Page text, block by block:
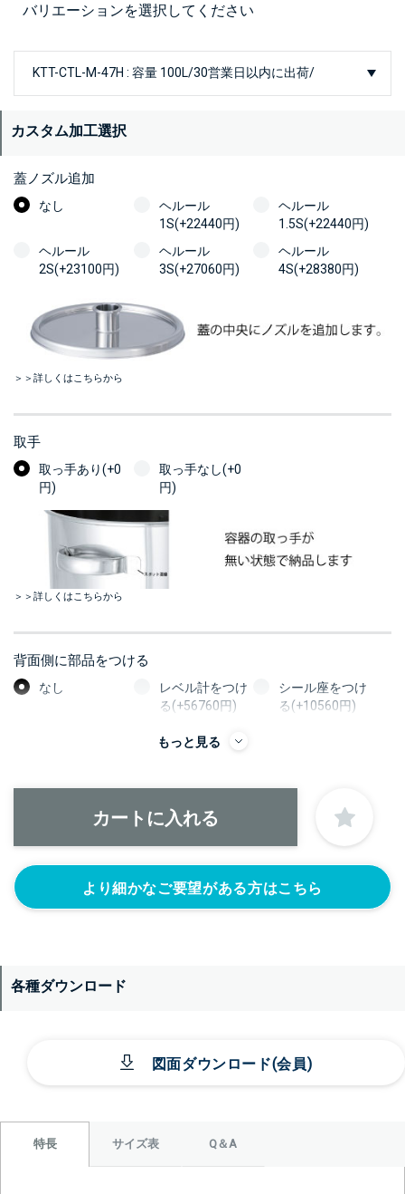
バリエーションを選択してください
カスタム加工選択
蓋ノズル追加
なし
ヘルール
1S(+22440円)
ヘルール
1.5S(+22440円)
ヘルール
2S(+23100円)
ヘルール
3S(+27060円)
ヘルール
4S(+28380円)
＞＞詳しくはこちらから
取手
取っ手あり(+0
円)
取っ手なし(+0
円)
＞＞詳しくはこちらから
背面側に部品をつける
なし
レベル計をつけ
る(+56760円)
シール座をつけ
る(+10560円)
もっと見る
より細かなご要望がある方はこちら
各種ダウンロード
図面ダウンロード(会員)
特長 サイズ表 Q＆A